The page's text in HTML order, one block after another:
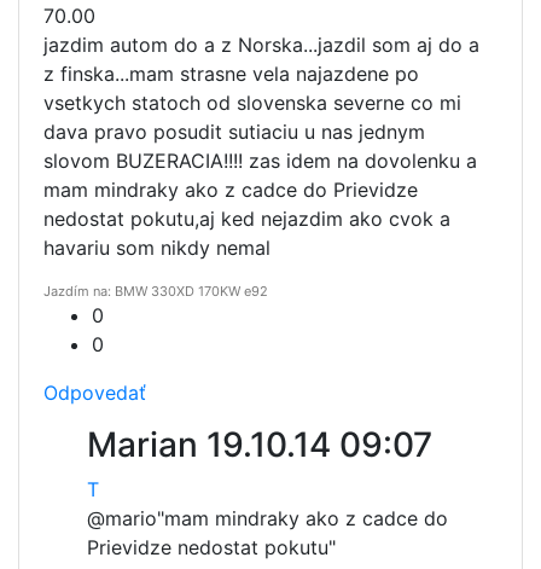
70.00
jazdim autom do a z Norska...jazdil som aj do a
z finska...mam strasne vela najazdene po
vsetkych statoch od slovenska severne co mi
dava pravo posudit sutiaciu u nas jednym
slovom BUZERACIA!!!! zas idem na dovolenku a
mam mindraky ako z cadce do Prievidze
nedostat pokutu,aj ked nejazdim ako cvok a
havariu som nikdy nemal
Jazdím na: BMW 330XD 170KW e92
0
0
Odpovedať
Marian 19.10.14 09:07
T
@mario"mam mindraky ako z cadce do
Prievidze nedostat pokutu"